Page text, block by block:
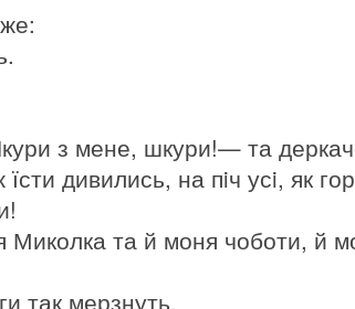
з мене, шкури!— та
дивились, на пiч усi, як
та й моня чоботи, й
так мерзнуть.